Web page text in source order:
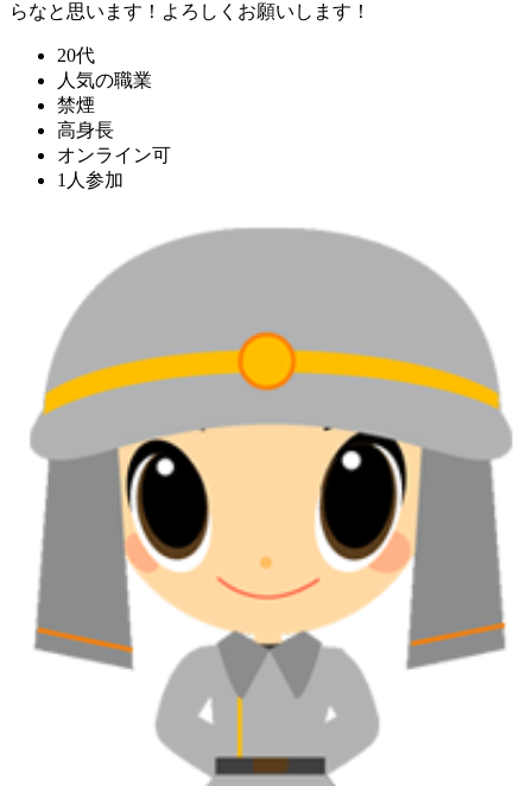
らなと思います！よろしくお願いします！
20代
人気の職業
禁煙
高身長
オンライン可
1人参加